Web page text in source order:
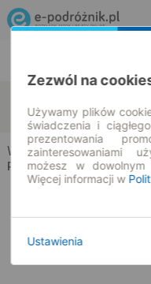
07.08.2026 | -- : --
Witnica → Czyżew
Rozkład jazdy i bilety
Zezwól na
Używamy plików
świadczenia i
prezentowania
zainteresowaniami
możesz w
Więcej informacji w
Ustawienia